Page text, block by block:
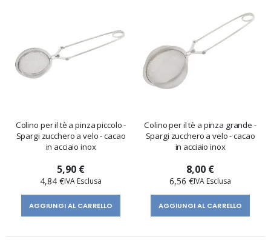
Colino per il tè a pinza piccolo -
Spargi zucchero a velo - cacao
in acciaio inox
5,90 €
4,84 €
AGGIUNGI AL CARRELLO
Colino per il tè a pinza grande -
Spargi zucchero a velo - cacao
in acciaio inox
8,00 €
6,56 €
AGGIUNGI AL CARRELLO